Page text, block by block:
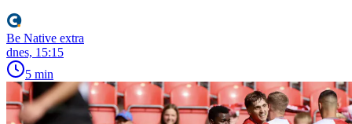
Be Native extra
dnes, 15:15
5 min